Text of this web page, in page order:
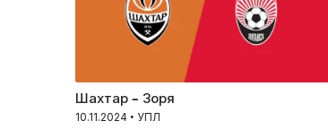
Шахтар – Зоря
10.11.2024 • УПЛ